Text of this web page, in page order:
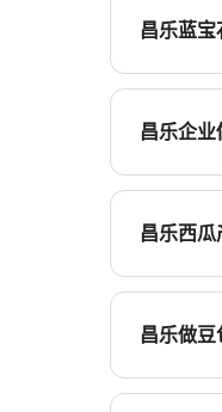
种植、
昌乐蓝宝
宜将品质
程，同
昌乐企业
费用通常
评估，
昌乐西瓜
西瓜产销
采收与
昌乐做豆
抖音侧内